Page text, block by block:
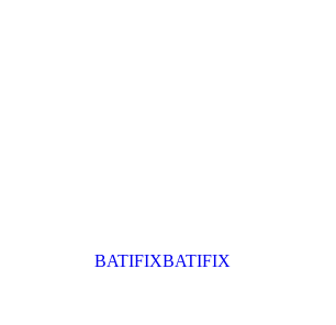
BATIFIXBATIFIX